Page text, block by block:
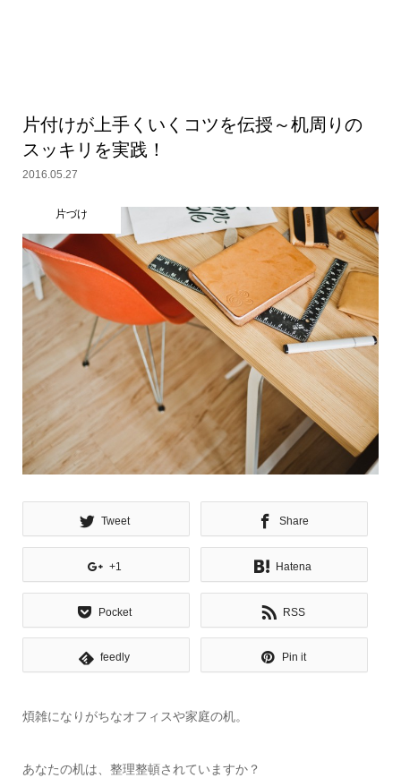
片付けが上手くいくコツを伝授～机周りの
スッキリを実践！
2016.05.27
片づけ
Tweet Share
+1 Hatena
Pocket RSS
feedly Pin it
煩雑になりがちなオフィスや家庭の机。
あなたの机は、整理整頓されていますか？